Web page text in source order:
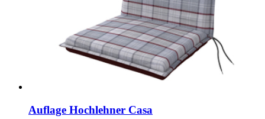
Auflage Hochlehner Casa